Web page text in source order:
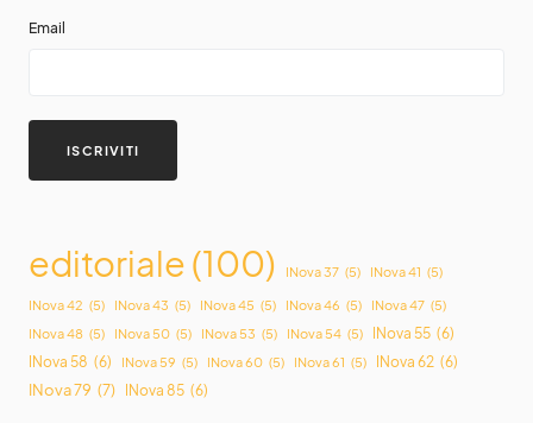
Email
editoriale(100) INova 37 (5) INova 41 (5)
INova 42 (5) INova 43 (5) INova 45 (5) INova 46 (5) INova 47 (5)
INova 48 (5) INova 50 (5) INova 53 (5) INova 54 (5) INova 55 (6)
INova 58 (6) INova 59 (5) INova 60 (5) INova 61 (5) INova 62 (6)
INova 79 (7) INova 85 (6)